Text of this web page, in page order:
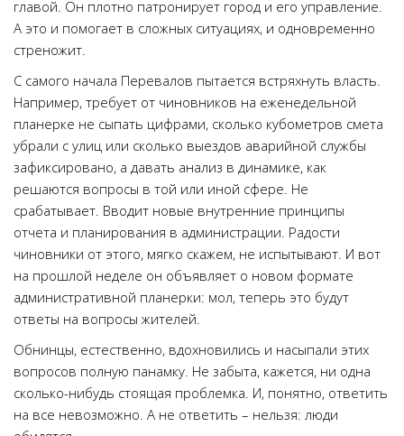
главой. Он плотно патронирует город и его управление.
А это и помогает в сложных ситуациях, и одновременно
стреножит.
С самого начала Перевалов пытается встряхнуть власть.
Например, требует от чиновников на еженедельной
планерке не сыпать цифрами, сколько кубометров смета
убрали с улиц или сколько выездов аварийной службы
зафиксировано, а давать анализ в динамике, как
решаются вопросы в той или иной сфере. Не
срабатывает. Вводит новые внутренние принципы
отчета и планирования в администрации. Радости
чиновники от этого, мягко скажем, не испытывают. И вот
на прошлой неделе он объявляет о новом формате
административной планерки: мол, теперь это будут
ответы на вопросы жителей.
Обнинцы, естественно, вдохновились и насыпали этих
вопросов полную панамку. Не забыта, кажется, ни одна
сколько-нибудь стоящая проблемка. И, понятно, ответить
на все невозможно. А не ответить – нельзя: люди